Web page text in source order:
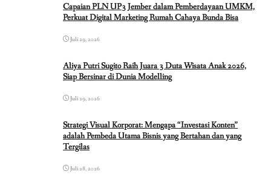
Capaian PLN UP3 Jember dalam Pemberdayaan UMKM,
Perkuat Digital Marketing Rumah Cahaya Bunda Bisa
Juli 29, 2026
Aliya Putri Sugito Raih Juara 3 Duta Wisata Anak 2026,
Siap Bersinar di Dunia Modelling
Juli 29, 2026
Strategi Visual Korporat: Mengapa “Investasi Konten”
adalah Pembeda Utama Bisnis yang Bertahan dan yang
Tergilas
Juli 28, 2026